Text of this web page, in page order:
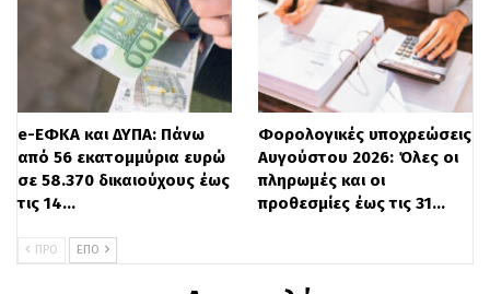
e-ΕΦΚΑ και ΔΥΠΑ: Πάνω
από 56 εκατομμύρια ευρώ
σε 58.370 δικαιούχους έως
τις 14…
Φορολογικές υποχρεώσεις
Αυγούστου 2026: Όλες οι
πληρωμές και οι
προθεσμίες έως τις 31…
ΠΡΟ ΕΠΌ